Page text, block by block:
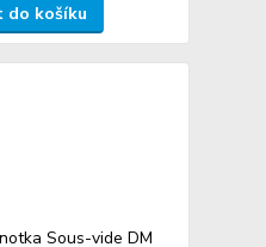
do košíku